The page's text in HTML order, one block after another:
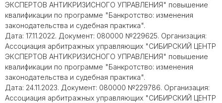
ЭКСПЕРТОВ АНТИКРИЗИСНОГО УПРАВЛЕНИЯ" повышение
квалификации по программе "Банкротство: изменения
законодательства и судебная практика".
Дата: 17.11.2022. Документ: 080000 №229625. Организация:
Ассоциация арбитражных управляющих "СИБИРСКИЙ ЦЕНТР
ЭКСПЕРТОВ АНТИКРИЗИСНОГО УПРАВЛЕНИЯ" повышение
квалификации по программе "Банкротство: изменения
законодательства и судебная практика".
Дата: 24.11.2023. Документ: 080000 №229786. Организация:
Ассоциация арбитражных управляющих "СИБИРСКИЙ ЦЕНТР